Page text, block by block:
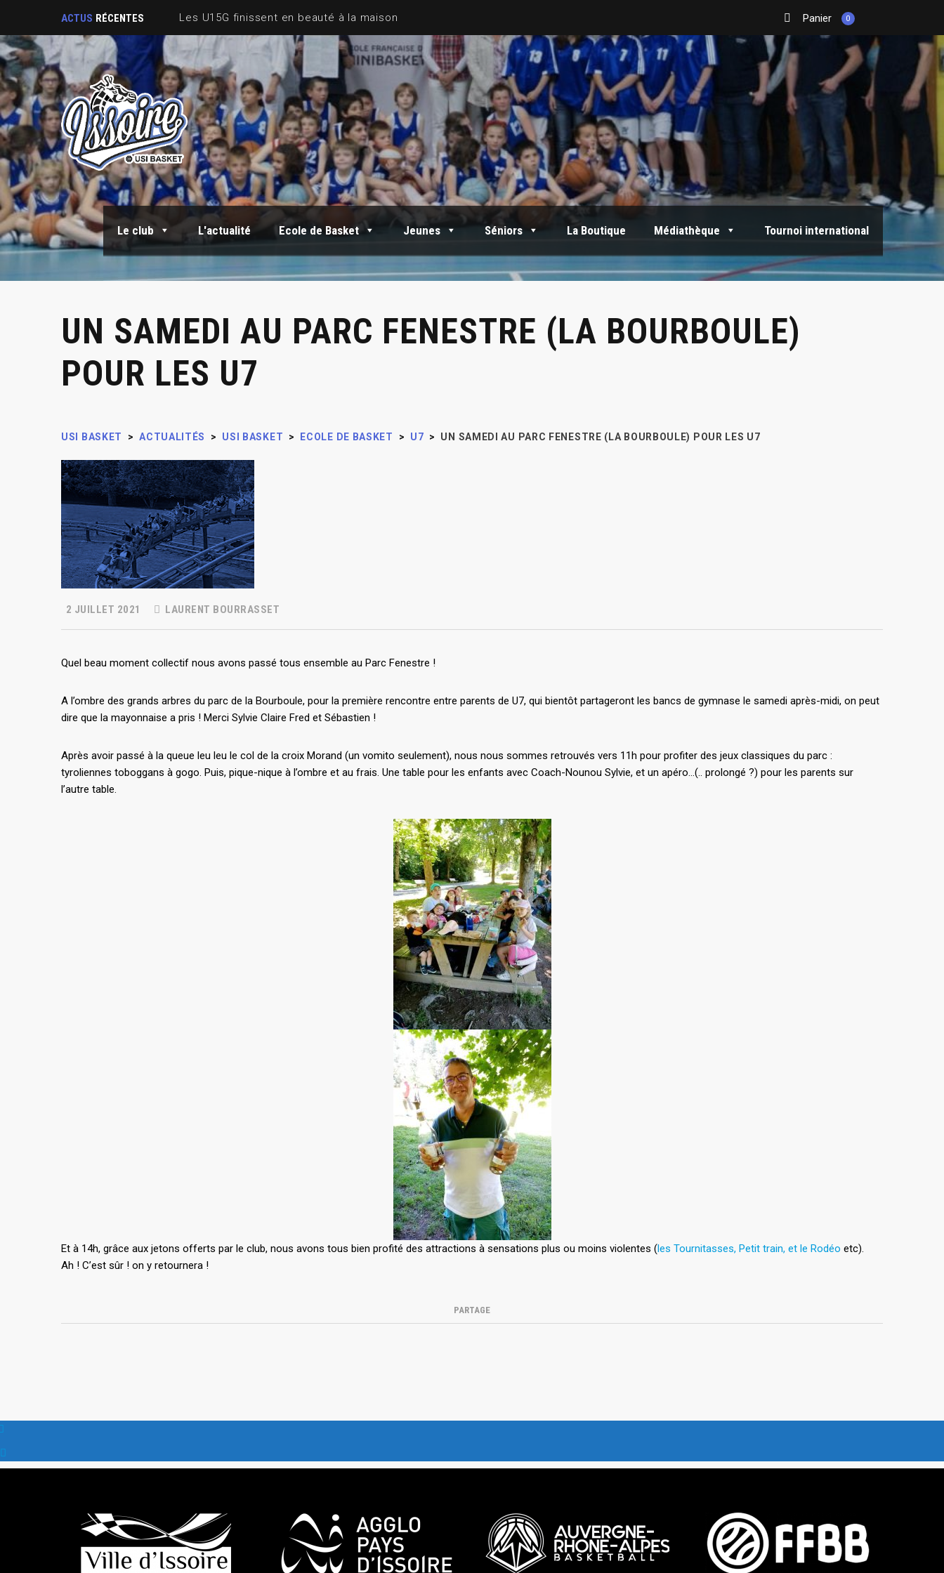
ACTUS RÉCENTES Panier 0
Le club L'actualité Ecole de Basket Jeunes Séniors La Boutique Médiathèque Tournoi international
UN SAMEDI AU PARC FENESTRE (LA BOURBOULE)
POUR LES U7
USI BASKET > ACTUALITÉS > USI BASKET > ECOLE DE BASKET > U7 > UN SAMEDI AU PARC FENESTRE (LA BOURBOULE) POUR LES U7
2 JUILLET 2021 LAURENT BOURRASSET
Quel beau moment collectif nous avons passé tous ensemble au Parc Fenestre !
A l’ombre des grands arbres du parc de la Bourboule, pour la première rencontre entre parents de U7, qui bientôt partageront les bancs de gymnase le samedi après-midi, on peut
dire que la mayonnaise a pris ! Merci Sylvie Claire Fred et Sébastien !
Après avoir passé à la queue leu leu le col de la croix Morand (un vomito seulement), nous nous sommes retrouvés vers 11h pour profiter des jeux classiques du parc :
tyroliennes toboggans à gogo. Puis, pique-nique à l’ombre et au frais. Une table pour les enfants avec Coach-Nounou Sylvie, et un apéro…(.. prolongé ?) pour les parents sur
l’autre table.
Et à 14h, grâce aux jetons offerts par le club, nous avons tous bien profité des attractions à sensations plus ou moins violentes (les Tournitasses, Petit train, et le Rodéo etc).
Ah ! C’est sûr ! on y retournera !
PARTAGE